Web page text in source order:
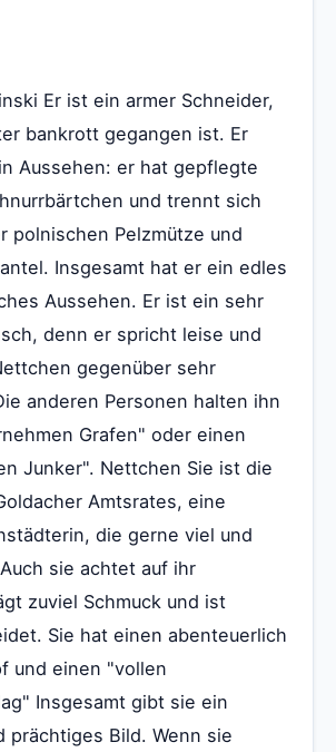
Er ist ein armer Schneider,
bankrott gegangen ist. Er
Aussehen: er hat gepflegte
und trennt sich
polnischen Pelzmütze und
Insgesamt hat er ein edles
Aussehen. Er ist ein sehr
denn er spricht leise und
gegenüber sehr
anderen Personen halten ihn
Grafen" oder einen
Junker". Nettchen Sie ist die
Amtsrates, eine
die gerne viel und
sie achtet auf ihr
zuviel Schmuck und ist
Sie hat einen abenteuerlich
und einen "vollen
Insgesamt gibt sie ein
prächtiges Bild. Wenn sie